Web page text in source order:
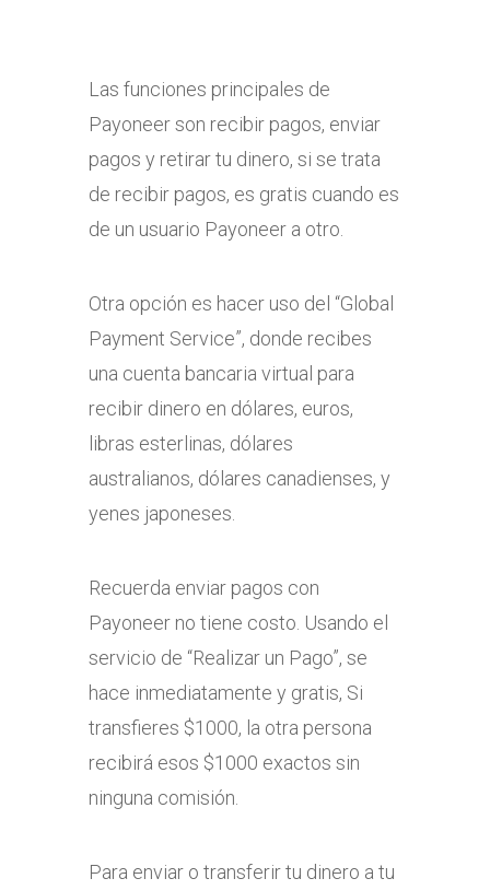
Las funciones principales de
Payoneer son recibir pagos, enviar
pagos y retirar tu dinero, si se trata
de recibir pagos, es gratis cuando es
de un usuario Payoneer a otro.
Otra opción es hacer uso del “Global
Payment Service”, donde recibes
una cuenta bancaria virtual para
recibir dinero en dólares, euros,
libras esterlinas, dólares
australianos, dólares canadienses, y
yenes japoneses.
Recuerda enviar pagos con
Payoneer no tiene costo. Usando el
servicio de “Realizar un Pago”, se
hace inmediatamente y gratis, Si
transfieres $1000, la otra persona
recibirá esos $1000 exactos sin
ninguna comisión.
Para enviar o transferir tu dinero a tu